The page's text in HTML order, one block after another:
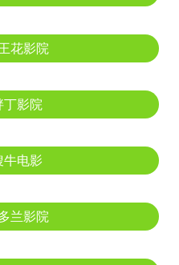
花影院
丁影院
牛电影
兰影院